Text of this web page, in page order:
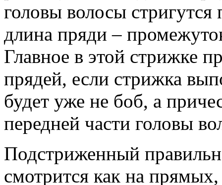
головы волосы
длина пряди –
Главное в этой стрижке
прядей, если стрижка
будет уже не боб, а
передней части головы
Подстриженный
смотрится как на